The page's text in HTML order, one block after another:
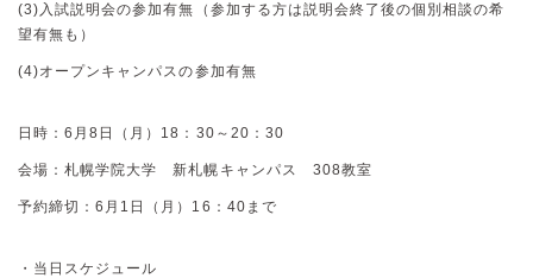
(3)入試説明会の参加有無（参加する方は説明会終了後の個別相談の希
望有無も）
(4)オープンキャンパスの参加有無
日時：6月8日（月）18：30～20：30
会場：札幌学院大学 新札幌キャンパス 308教室
予約締切：6月1日（月）16：40まで
・当日スケジュール